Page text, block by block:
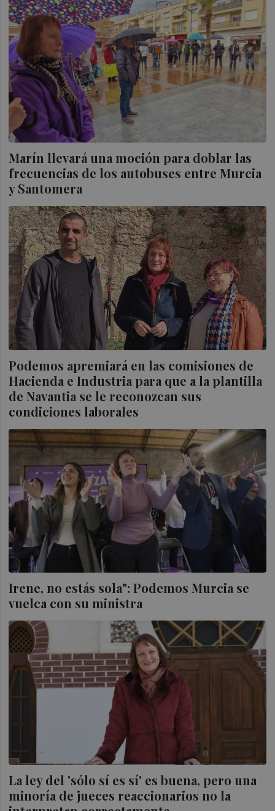
Marín llevará una moción para doblar las
frecuencias de los autobuses entre Murcia
y Santomera
Podemos apremiará en las comisiones de
Hacienda e Industria para que a la plantilla
de Navantia se le reconozcan sus
condiciones laborales
Irene, no estás sola": Podemos Murcia se
vuelca con su ministra
La ley del 'sólo sí es sí' es buena, pero una
minoría de jueces reaccionarios no la